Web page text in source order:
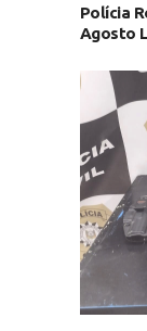
Polícia
Agosto